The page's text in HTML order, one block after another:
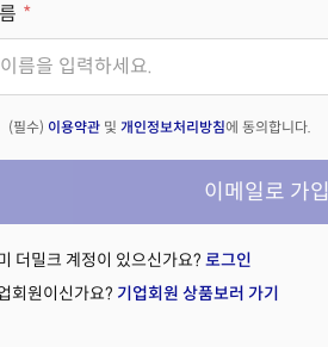
(필수) 이용약관 및 개인정보처리방침에 동의합니다.
이메일로 가입
더밀크 계정이 있으신가요? 로그인
회원이신가요? 기업회원 상품보러 가기